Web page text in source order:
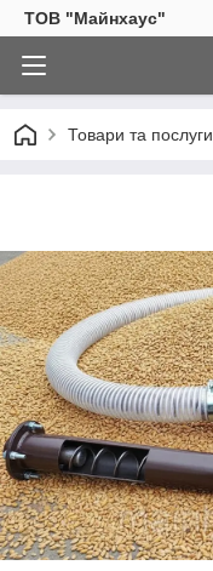
ТОВ "Майнхаус"
Товари та послуги